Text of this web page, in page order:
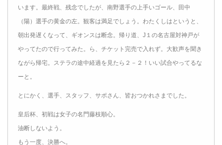
います。最終戦、残念でしたが、南野選手の上手いゴール、田中
（陽）選手の黄金の左。観客は満足でしょう。わたくしはというと、
朝出発遅くなって、ギオンスは断念。帰り道、J１の名古屋対神戸が
やってたので行ってみた。ら、チケット完売で入れず。大歓声を聞き
ながら帰宅。ステラの途中経過を見たら２－２！いい試合やってるな
ーと。
とにかく、選手、スタッフ、サポさん、皆おつかれさまでした。
皇后杯、初戦は女子の名門藤枝順心。
油断しないよう。
もう一度、決勝へ。